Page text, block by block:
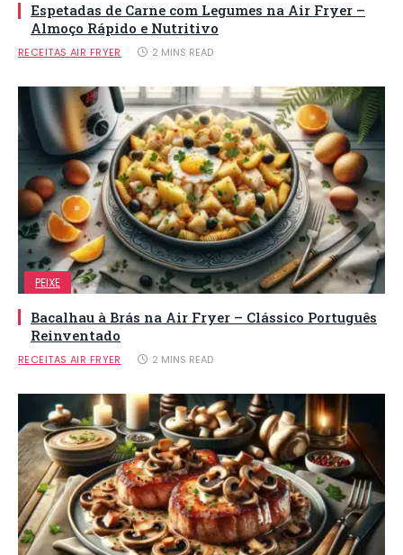
Espetadas de Carne com Legumes na Air Fryer –
Almoço Rápido e Nutritivo
RECEITAS AIR FRYER 2 MINS READ
PEIXE
Bacalhau à Brás na Air Fryer – Clássico Português
Reinventado
RECEITAS AIR FRYER 2 MINS READ